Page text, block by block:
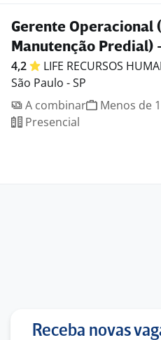
Gerente Operacional
Manutenção Predial)
4,2 LIFE RECURSOS
São Paulo - SP
A combinar
Menos de
Presencial
Receba novas